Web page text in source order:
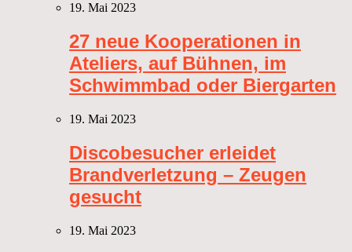
19. Mai 2023
27 neue Kooperationen in
Ateliers, auf Bühnen, im
Schwimmbad oder Biergarten
19. Mai 2023
Discobesucher erleidet
Brandverletzung – Zeugen
gesucht
19. Mai 2023